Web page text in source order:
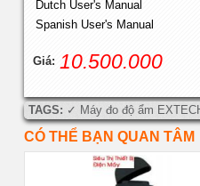
Dutch User's Manual
Spanish User's Manual
Giá: 10.500.000
TAGS: Máy đo độ ẩm
CÓ THỂ BẠN QUAN TÂM